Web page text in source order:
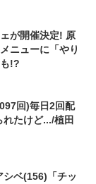
が開催決定! 原
ニューに「やり
!?
回)毎日2回配
たけど.../植田
シベ(156)「チッ